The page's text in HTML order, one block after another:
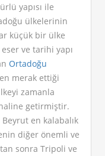
yapısı ile
ülkelerinin
küçük bir ülke
ve tarihi yapı
Ortadoğu
merak ettiği
zamanla
getirmiştir.
en kalabalık
diğer önemli ve
sonra Tripoli ve